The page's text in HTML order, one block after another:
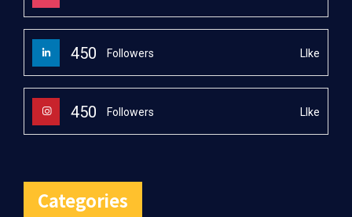
450 Followers LIke
450 Followers LIke
Categories